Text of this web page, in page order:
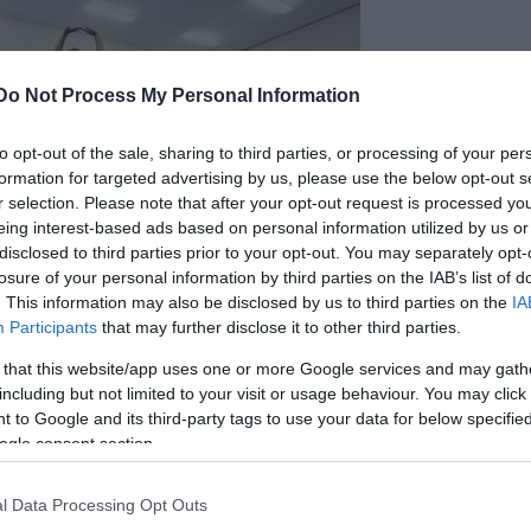
Not Process My Personal Information
opt-out of the sale, sharing to third parties, or processing of your
for targeted advertising by us, please use the below opt-out
selection. Please note that after your opt-out request is processed
interest-based ads based on personal information utilized by us
to third parties prior to your opt-out. You may separately
of your personal information by third parties on the IAB’s list of
This information may also be disclosed by us to third parties on the
Participants that may further disclose it to other third parties.
that this website/app uses one or more Google services and may
but not limited to your visit or usage behaviour. You may
to Google and its third-party tags to use your data for below
consent section.
Data Processing Opt Outs
idei évada. A nyitóelőadástHarangozó Gyula
láthatja a közönség. A produkció a Győri
valósul meg.
otthon készülnek, vasárnap csatlakoznak a